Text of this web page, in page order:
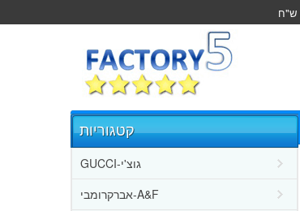
קטגוריות
GUCCI-גוצ'י
אברקרומבי-A&F